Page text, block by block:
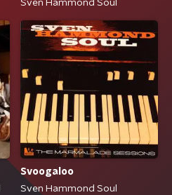
Sven Hammond Soul
Svoogaloo
Sven Hammond Soul